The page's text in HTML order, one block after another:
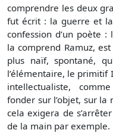
comprendre les deux
fut écrit : la guerre et la
confession d’un poète
la comprend Ramuz,
plus naïf, spontané,
l’élémentaire, le primitif
intellectualiste,
fonder sur l’objet, sur
cela exigera de
de la main par exemple.